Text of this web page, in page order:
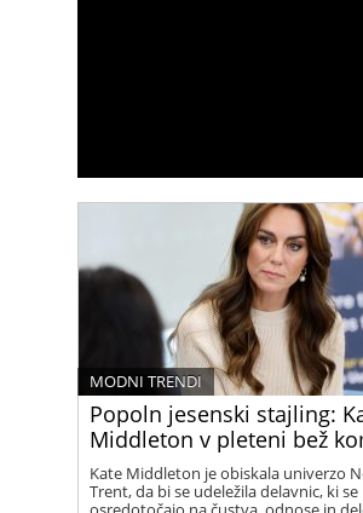
Popoln jesenski stajling:
Middleton v pleteni bež
MODNI TRENDI
Kate Middleton je obiskala univerzo
Trent, da bi se udeležila delavnic, ki se